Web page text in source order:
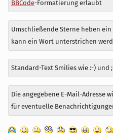
BBCode-Formatierung erlaubt
Umschließende Sterne heben
kann ein Wort unterstrichen
Standard-Text Smilies wie :-)
Die angegebene E-Mail-Adresse
für eventuelle